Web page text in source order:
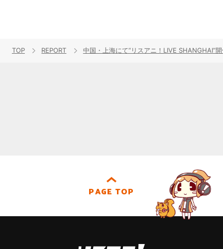
TOP REPORT 中国・上海にて“リスアニ！LIVE
PAGE TOP